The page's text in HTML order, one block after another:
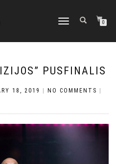
TOGGLE
0
PUSFINALIS
18, 2019 NO COMMENTS